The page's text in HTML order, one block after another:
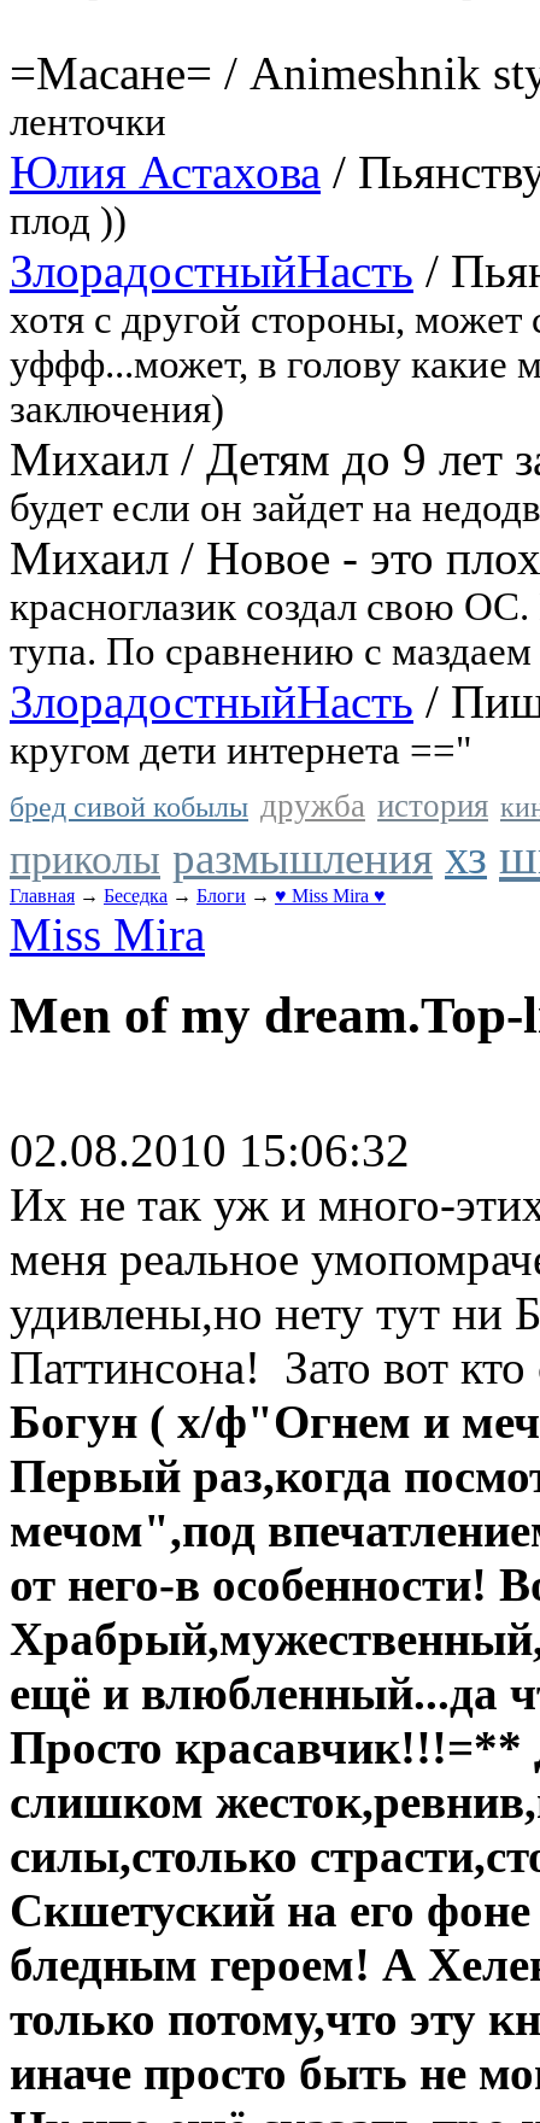
=Масане= / Animeshnik
ленточки
Юлия Астахова /
плод ))
ЗлорадостныйНасть /
хотя с другой стороны, может
уффф...может, в голову какие
заключения)
Михаил / Детям до 9 лет
будет если он зайдет на
Михаил / Новое - это
красноглазик создал свою
тупа. По сравнению с маздаем
ЗлорадостныйНасть /
кругом дети интернета =="
бред сивой кобылы дружба история
приколы размышления хз
Главная → Беседка → Блоги → ♥ Miss Mira ♥
Miss Mira
Men of my dream.Top-
02.08.2010 15:06:32
Их не так уж и много-
меня реальное
удивлены,но нету тут ни
Паттинсона! Зато вот
Богун ( х/ф"Огнем и
Первый раз,когда
мечом",под
от него-в особенности!
ещё и влюбленный...да
Просто
слишком
силы,столько
Скшетуский на его
бледным героем! А
только потому,что эту
иначе просто быть не